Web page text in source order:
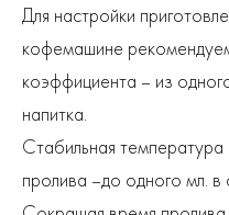
Для настройки
кофемашине
коэффициента – из
напитка.
Стабильная
пролива –до одного мл. в